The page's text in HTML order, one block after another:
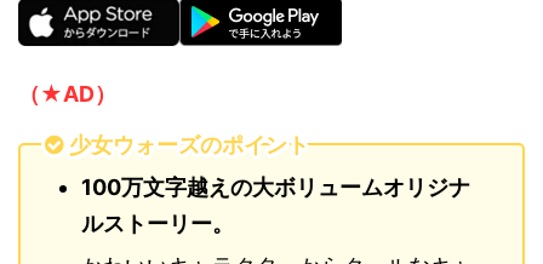
（★AD）
少女ウォーズのポイント
100万文字越えの大ボリュームオリジナ
ルストーリー。